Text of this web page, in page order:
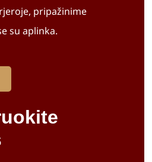
pripažinime
su aplinka.